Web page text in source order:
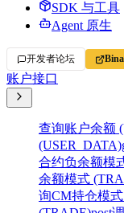
SDK 与工具
Agent 原生
开发者论坛
账户接口
查询账户余额
(USER_DATA)
合约负余额模
余额模式
询CM持仓模